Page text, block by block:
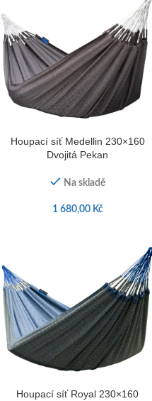
Houpací síť Medellin 230×160
Dvojitá Pekan
Na skladě
1 680,00 Kč
Houpací síť Royal 230×160